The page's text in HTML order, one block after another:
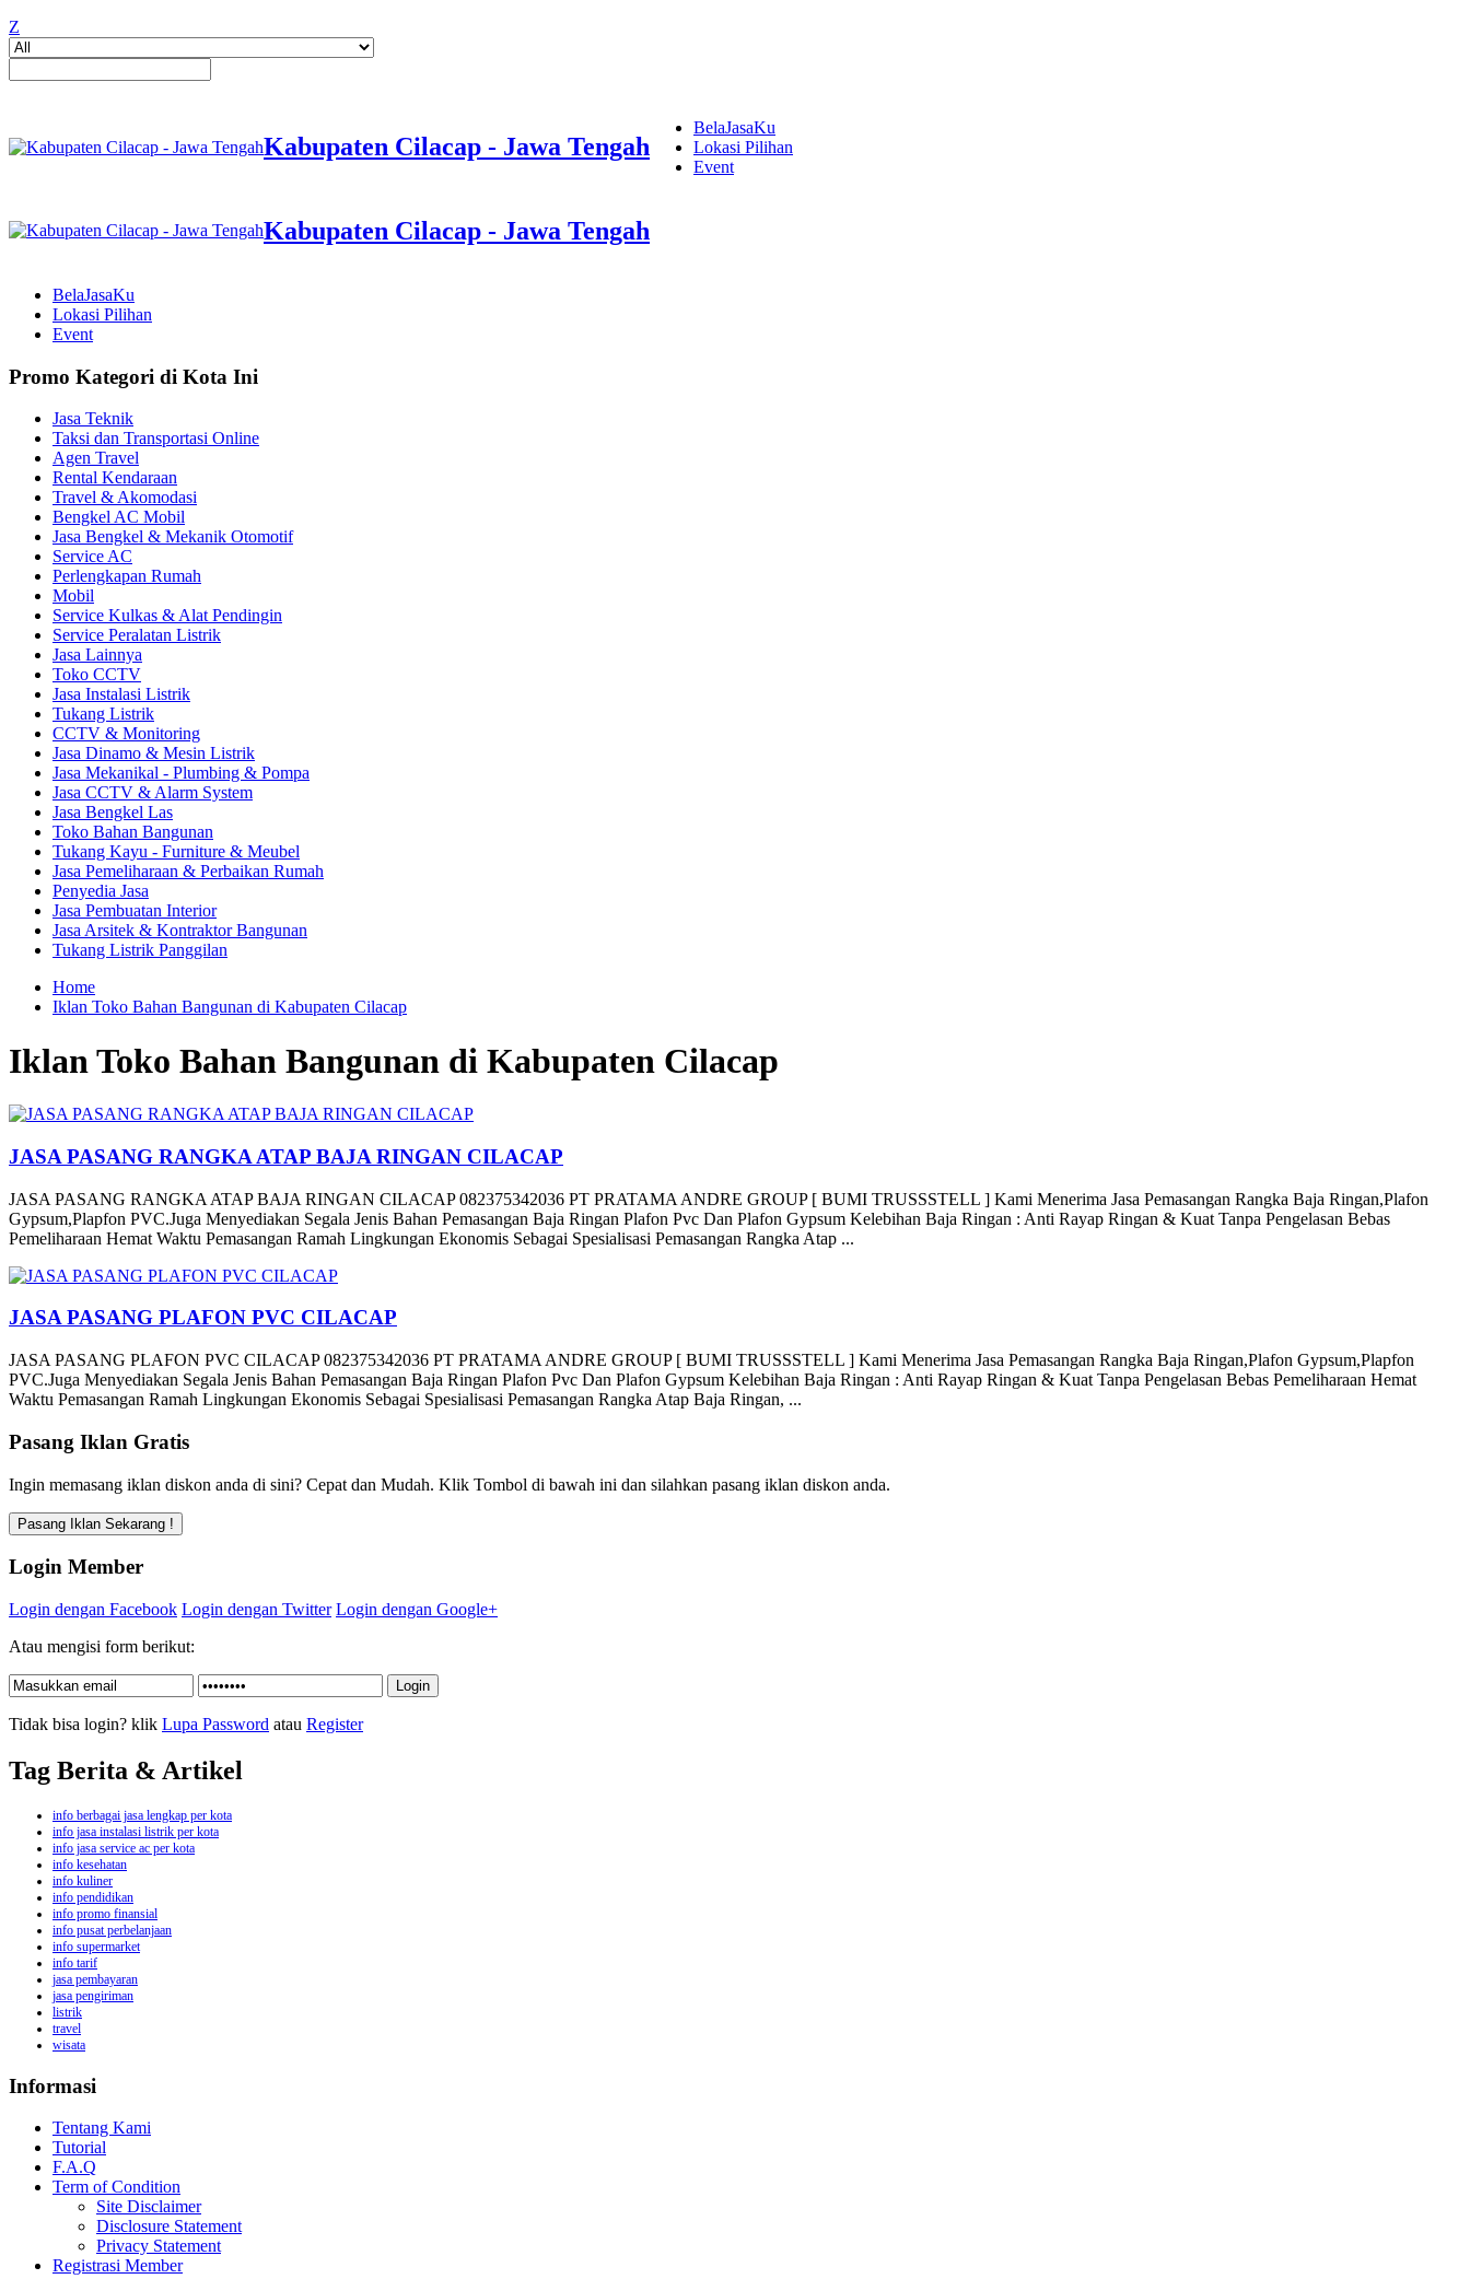
Z
Kabupaten Cilacap - Jawa Tengah
BelaJasaKu
Lokasi Pilihan
Event
Kabupaten Cilacap - Jawa Tengah
BelaJasaKu
Lokasi Pilihan
Event
Promo Kategori di Kota Ini
Jasa Teknik
Taksi dan Transportasi Online
Agen Travel
Rental Kendaraan
Travel & Akomodasi
Bengkel AC Mobil
Jasa Bengkel & Mekanik Otomotif
Service AC
Perlengkapan Rumah
Mobil
Service Kulkas & Alat Pendingin
Service Peralatan Listrik
Jasa Lainnya
Toko CCTV
Jasa Instalasi Listrik
Tukang Listrik
CCTV & Monitoring
Jasa Dinamo & Mesin Listrik
Jasa Mekanikal - Plumbing & Pompa
Jasa CCTV & Alarm System
Jasa Bengkel Las
Toko Bahan Bangunan
Tukang Kayu - Furniture & Meubel
Jasa Pemeliharaan & Perbaikan Rumah
Penyedia Jasa
Jasa Pembuatan Interior
Jasa Arsitek & Kontraktor Bangunan
Tukang Listrik Panggilan
Home
Iklan Toko Bahan Bangunan di Kabupaten Cilacap
Iklan Toko Bahan Bangunan di Kabupaten Cilacap
JASA PASANG RANGKA ATAP BAJA RINGAN CILACAP
JASA PASANG RANGKA ATAP BAJA RINGAN CILACAP 082375342036 PT PRATAMA ANDRE GROUP [ BUMI TRUSSSTELL ] Kami Menerima Jasa Pemasangan Rangka Baja Ringan,Plafon
Gypsum,Plapfon PVC.Juga Menyediakan Segala Jenis Bahan Pemasangan Baja Ringan Plafon Pvc Dan Plafon Gypsum Kelebihan Baja Ringan : Anti Rayap Ringan & Kuat Tanpa Pengelasan Bebas
Pemeliharaan Hemat Waktu Pemasangan Ramah Lingkungan Ekonomis Sebagai Spesialisasi Pemasangan Rangka Atap ...
JASA PASANG PLAFON PVC CILACAP
JASA PASANG PLAFON PVC CILACAP 082375342036 PT PRATAMA ANDRE GROUP [ BUMI TRUSSSTELL ] Kami Menerima Jasa Pemasangan Rangka Baja Ringan,Plafon Gypsum,Plapfon
PVC.Juga Menyediakan Segala Jenis Bahan Pemasangan Baja Ringan Plafon Pvc Dan Plafon Gypsum Kelebihan Baja Ringan : Anti Rayap Ringan & Kuat Tanpa Pengelasan Bebas Pemeliharaan Hemat
Waktu Pemasangan Ramah Lingkungan Ekonomis Sebagai Spesialisasi Pemasangan Rangka Atap Baja Ringan, ...
Pasang Iklan Gratis
Ingin memasang iklan diskon anda di sini? Cepat dan Mudah. Klik Tombol di bawah ini dan silahkan pasang iklan diskon anda.
Login Member
Login dengan Facebook Login dengan Twitter Login dengan Google+
Atau mengisi form berikut:
Tidak bisa login? klik Lupa Password atau Register
Tag Berita & Artikel
info berbagai jasa lengkap per kota
info jasa instalasi listrik per kota
info jasa service ac per kota
info kesehatan
info kuliner
info pendidikan
info promo finansial
info pusat perbelanjaan
info supermarket
info tarif
jasa pembayaran
jasa pengiriman
listrik
travel
wisata
Informasi
Tentang Kami
Tutorial
F.A.Q
Term of Condition
Site Disclaimer
Disclosure Statement
Privacy Statement
Registrasi Member